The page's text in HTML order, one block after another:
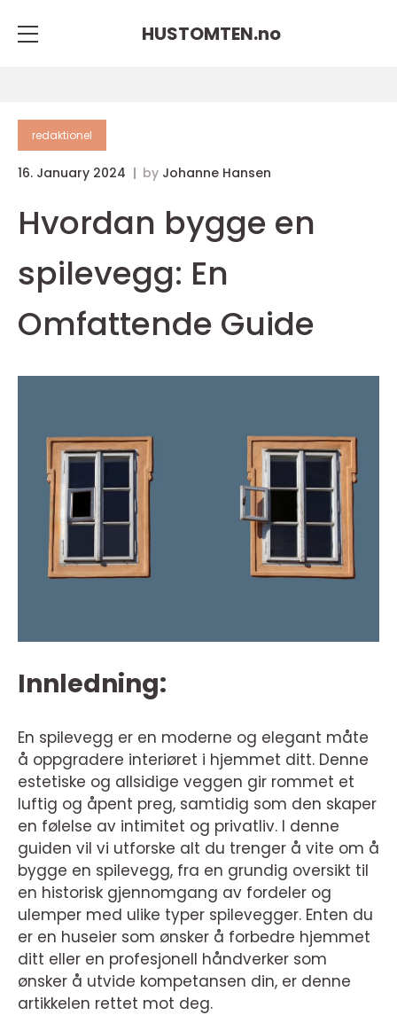
HUSTOMTEN.no
redaktionel
16. January 2024 by Johanne Hansen
Hvordan bygge en
spilevegg: En
Omfattende Guide
Innledning:
En spilevegg er en moderne og elegant måte
å oppgradere interiøret i hjemmet ditt. Denne
estetiske og allsidige veggen gir rommet et
luftig og åpent preg, samtidig som den skaper
en følelse av intimitet og privatliv. I denne
guiden vil vi utforske alt du trenger å vite om å
bygge en spilevegg, fra en grundig oversikt til
en historisk gjennomgang av fordeler og
ulemper med ulike typer spilevegger. Enten du
er en huseier som ønsker å forbedre hjemmet
ditt eller en profesjonell håndverker som
ønsker å utvide kompetansen din, er denne
artikkelen rettet mot deg.